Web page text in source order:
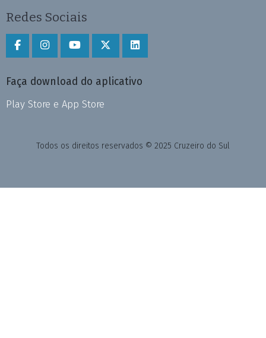
Redes Sociais
Faça download do aplicativo
Play Store e App Store
Todos os direitos reservados © 2025 Cruzeiro do Sul